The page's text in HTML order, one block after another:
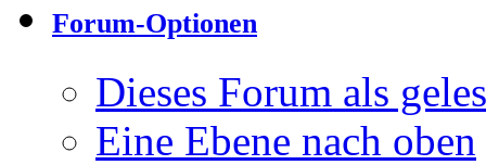
Forum-Optionen
Dieses Forum als
Eine Ebene nach oben